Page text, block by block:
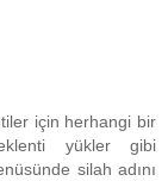
için herhangi bir
yükler gibi
silah adını